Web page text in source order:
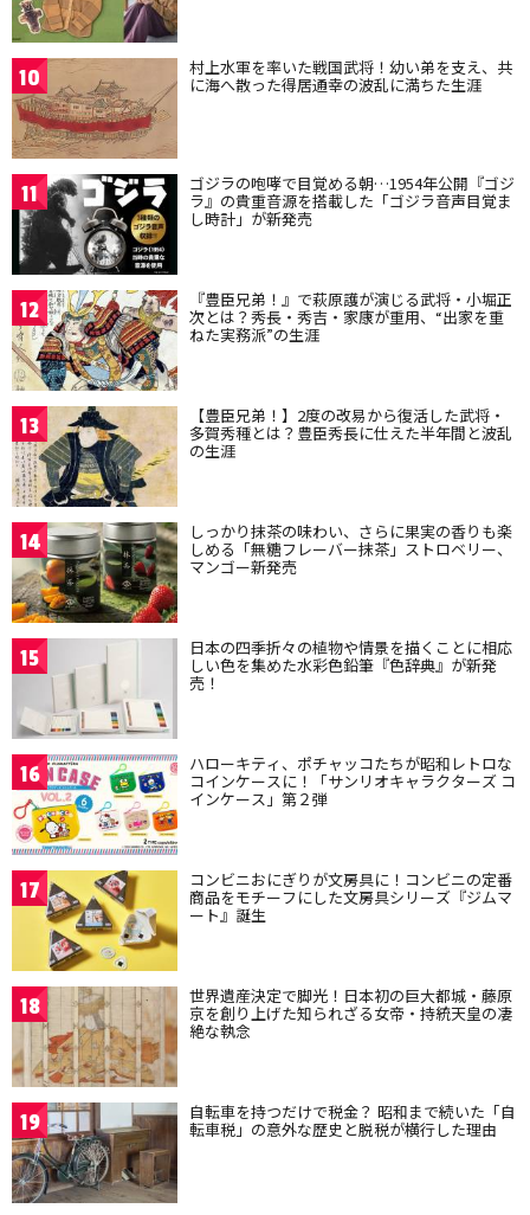
10 村上水軍を率いた戦国武将！幼い弟を支え、共
に海へ散った得居通幸の波乱に満ちた生涯
11 ゴジラの咆哮で目覚める朝…1954年公開『ゴジ
ラ』の貴重音源を搭載した「ゴジラ音声目覚ま
し時計」が新発売
12 『豊臣兄弟！』で萩原護が演じる武将・小堀正
次とは？秀長・秀吉・家康が重用、“出家を重
ねた実務派”の生涯
13 【豊臣兄弟！】2度の改易から復活した武将・
多賀秀種とは？豊臣秀長に仕えた半年間と波乱
の生涯
14 しっかり抹茶の味わい、さらに果実の香りも楽
しめる「無糖フレーバー抹茶」ストロベリー、
マンゴー新発売
15 日本の四季折々の植物や情景を描くことに相応
しい色を集めた水彩色鉛筆『色辞典』が新発
売！
16 ハローキティ、ポチャッコたちが昭和レトロな
コインケースに！「サンリオキャラクターズ コ
インケース」第２弾
17 コンビニおにぎりが文房具に！コンビニの定番
商品をモチーフにした文房具シリーズ『ジムマ
ート』誕生
18 世界遺産決定で脚光！日本初の巨大都城・藤原
京を創り上げた知られざる女帝・持統天皇の凄
絶な執念
19 自転車を持つだけで税金？ 昭和まで続いた「自
転車税」の意外な歴史と脱税が横行した理由